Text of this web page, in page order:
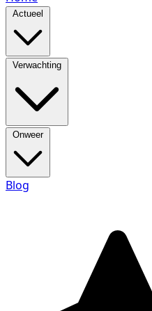
Actueel
Verwachting
Onweer
Blog